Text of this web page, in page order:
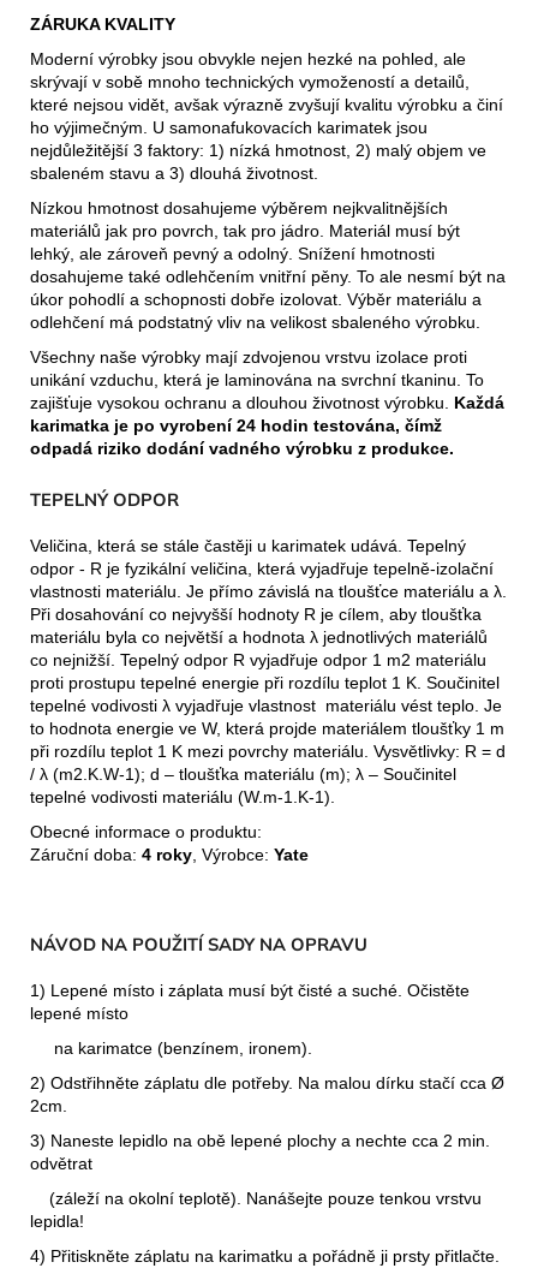
ZÁRUKA KVALITY
Moderní výrobky jsou obvykle nejen hezké na pohled, ale
skrývají v sobě mnoho technických vymožeností a detailů,
které nejsou vidět, avšak výrazně zvyšují kvalitu výrobku a činí
ho výjimečným. U samonafukovacích karimatek jsou
nejdůležitější 3 faktory: 1) nízká hmotnost, 2) malý objem ve
sbaleném stavu a 3) dlouhá životnost.
Nízkou hmotnost dosahujeme výběrem nejkvalitnějších
materiálů jak pro povrch, tak pro jádro. Materiál musí být
lehký, ale zároveň pevný a odolný. Snížení hmotnosti
dosahujeme také odlehčením vnitřní pěny. To ale nesmí být na
úkor pohodlí a schopnosti dobře izolovat. Výběr materiálu a
odlehčení má podstatný vliv na velikost sbaleného výrobku.
Všechny naše výrobky mají zdvojenou vrstvu izolace proti
unikání vzduchu, která je laminována na svrchní tkaninu. To
zajišťuje vysokou ochranu a dlouhou životnost výrobku. Každá
karimatka je po vyrobení 24 hodin testována, čímž
odpadá riziko dodání vadného výrobku z produkce.
TEPELNÝ ODPOR
Veličina, která se stále častěji u karimatek udává. Tepelný
odpor - R je fyzikální veličina, která vyjadřuje tepelně-izolační
vlastnosti materiálu. Je přímo závislá na tloušťce materiálu a λ.
Při dosahování co nejvyšší hodnoty R je cílem, aby tloušťka
materiálu byla co největší a hodnota λ jednotlivých materiálů
co nejnižší. Tepelný odpor R vyjadřuje odpor 1 m2 materiálu
proti prostupu tepelné energie při rozdílu teplot 1 K. Součinitel
tepelné vodivosti λ vyjadřuje vlastnost materiálu vést teplo. Je
to hodnota energie ve W, která projde materiálem tloušťky 1 m
při rozdílu teplot 1 K mezi povrchy materiálu. Vysvětlivky: R = d
/ λ (m2.K.W-1); d – tloušťka materiálu (m); λ – Součinitel
tepelné vodivosti materiálu (W.m-1.K-1).
Obecné informace o produktu:
Záruční doba: 4 roky , Výrobce: Yate
NÁVOD NA POUŽITÍ SADY NA OPRAVU
1) Lepené místo i záplata musí být čisté a suché. Očistěte
lepené místo
na karimatce (benzínem, ironem).
2) Odstřihněte záplatu dle potřeby. Na malou dírku stačí cca Ø
2cm.
3) Naneste lepidlo na obě lepené plochy a nechte cca 2 min.
odvětrat
(záleží na okolní teplotě). Nanášejte pouze tenkou vrstvu
lepidla!
4) Přitiskněte záplatu na karimatku a pořádně ji prsty přitlačte.